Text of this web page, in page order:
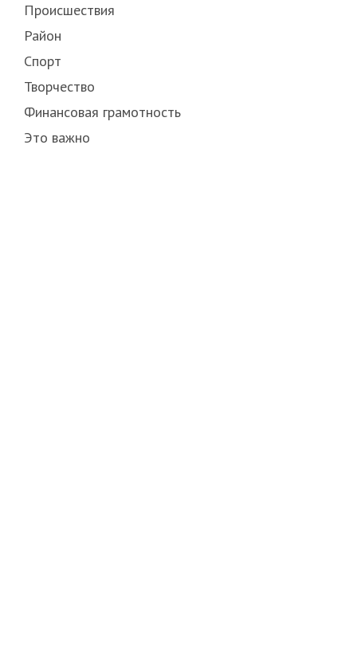
Происшествия
Район
Спорт
Творчество
Финансовая грамотность
Это важно